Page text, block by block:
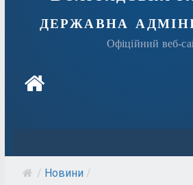
державна
Офіційний веб-
/ Новини /